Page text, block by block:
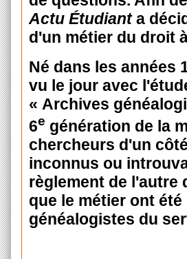
Actu Étudianta
d'un métier du droit
Né dans les années
vu le jour avec
« Archives
6e génération de la
chercheurs d'un
inconnus ou
règlement de l'autre
que le métier ont
généalogistes du